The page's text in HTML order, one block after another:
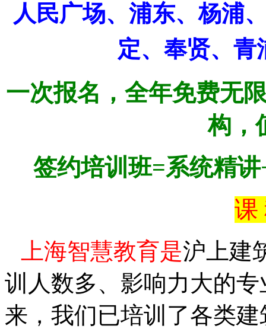
人民广场、浦东、杨浦
定、奉贤、青
一次报名，全年免费无
构，
签约培训班=系统精讲
课
上海智慧教育是沪上建
训人数多、影响力大的
来，我们已培训了各类